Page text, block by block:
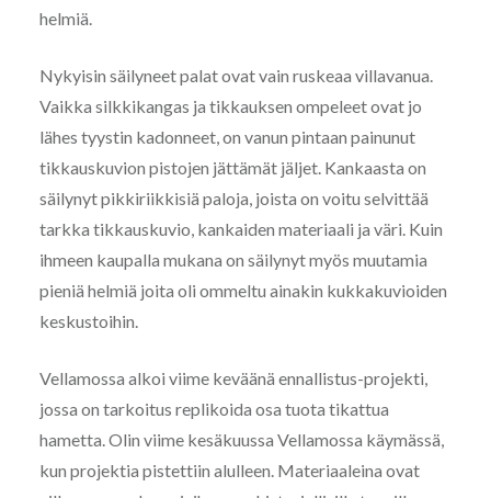
helmiä.
Nykyisin säilyneet palat ovat vain ruskeaa villavanua.
Vaikka silkkikangas ja tikkauksen ompeleet ovat jo
lähes tyystin kadonneet, on vanun pintaan painunut
tikkauskuvion pistojen jättämät jäljet. Kankaasta on
säilynyt pikkiriikkisiä paloja, joista on voitu selvittää
tarkka tikkauskuvio, kankaiden materiaali ja väri. Kuin
ihmeen kaupalla mukana on säilynyt myös muutamia
pieniä helmiä joita oli ommeltu ainakin kukkakuvioiden
keskustoihin.
Vellamossa alkoi viime keväänä ennallistus-projekti,
jossa on tarkoitus replikoida osa tuota tikattua
hametta. Olin viime kesäkuussa Vellamossa käymässä,
kun projektia pistettiin alulleen. Materiaaleina ovat